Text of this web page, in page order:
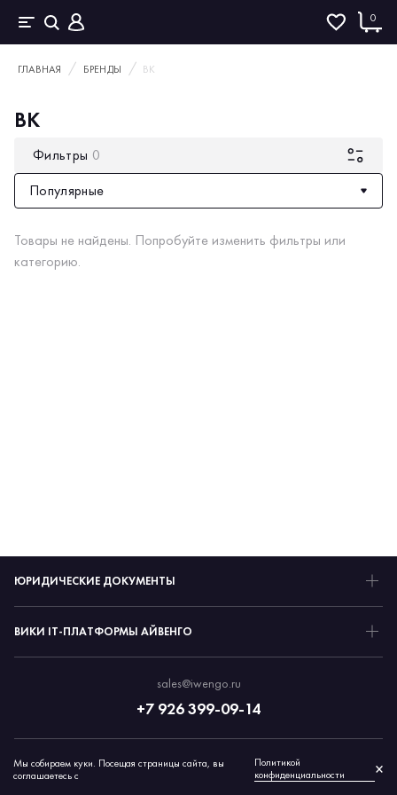
0
ГЛАВНАЯ БРЕНДЫ ВК
ВК
Фильтры 0
Популярные
Товары не найдены. Попробуйте изменить фильтры или
категорию.
ЮРИДИЧЕСКИЕ ДОКУМЕНТЫ
ВИКИ IT-ПЛАТФОРМЫ АЙВЕНГО
sales@iwengo.ru
+7 926 399-09-14
© 2026 Айвенго
Мы собираем куки. Посещая страницы сайта, вы
соглашаетесь с
Политикой
конфиденциальности
×